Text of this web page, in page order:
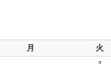
月 火